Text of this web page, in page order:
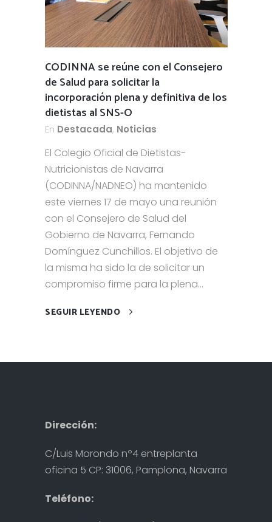
CODINNA se reúne con el Consejero
de Salud para solicitar la
incorporación plena y definitiva de los
dietistas al SNS-O
En Destacada, Noticias
El Colegio Oficial de Dietistas-
Nutricionistas de Navarra
(CODINNA/NADNEO) ha mantenido
este viernes 17 de mayo una reunión
con el Consejero de Salud del
Gobierno de Navarra, Fernando
Domínguez Cunchillos. El objetivo de
la misma ha sido la de solicitar un
compromiso firme para la plena...
SEGUIR LEYENDO
Dirección:
C/Luis Morondo nº4 entreplanta
oficina 5 CP: 31006, Pamplona, Navarra
Teléfono: